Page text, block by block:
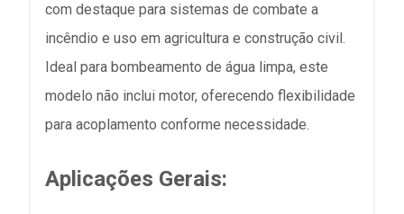
com destaque para sistemas de combate a
incêndio e uso em agricultura e construção civil.
Ideal para bombeamento de água limpa, este
modelo não inclui motor, oferecendo flexibilidade
para acoplamento conforme necessidade.
Aplicações Gerais: